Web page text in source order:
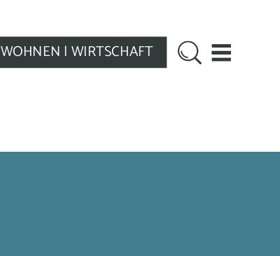
WOHNEN | WIRTSCHAFT